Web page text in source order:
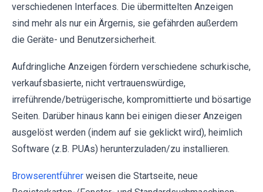
verschiedenen Interfaces. Die übermittelten Anzeigen
sind mehr als nur ein Ärgernis, sie gefährden außerdem
die Geräte- und Benutzersicherheit.
Aufdringliche Anzeigen fördern verschiedene schurkische,
verkaufsbasierte, nicht vertrauenswürdige,
irreführende/betrügerische, kompromittierte und bösartige
Seiten. Darüber hinaus kann bei einigen dieser Anzeigen
ausgelöst werden (indem auf sie geklickt wird), heimlich
Software (z.B. PUAs) herunterzuladen/zu installieren.
Browserentführer weisen die Startseite, neue